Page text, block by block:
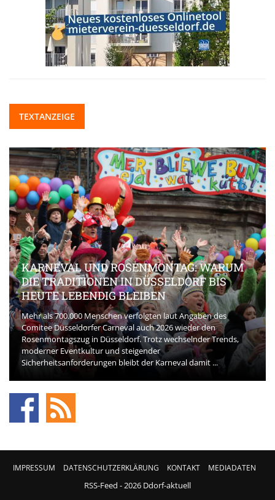
TEXTANZEIGE
KARNEVAL UND ROSENMONTAG: WARUM
DIE TRADITIONEN IN DÜSSELDORF BIS
HEUTE LEBENDIG BLEIBEN
Mehr als 700.000 Menschen verfolgten laut Angaben des
Comitee Düsseldorfer Carneval auch 2026 wieder den
Rosenmontagszug in Düsseldorf. Trotz wechselnder Trends,
moderner Eventkultur und steigender
Sicherheitsanforderungen bleibt der Karneval damit ...
IMPRESSUM DATENSCHUTZERKLÄRUNG KONTAKT MEDIADATEN
RSS-Feed - 2026 Ddorf-aktuell